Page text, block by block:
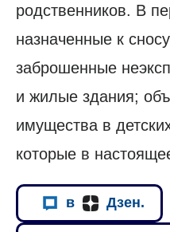
родственников. В
назначенные к
заброшенные
и жилые здания;
имущества в
которые в
в Дзен.